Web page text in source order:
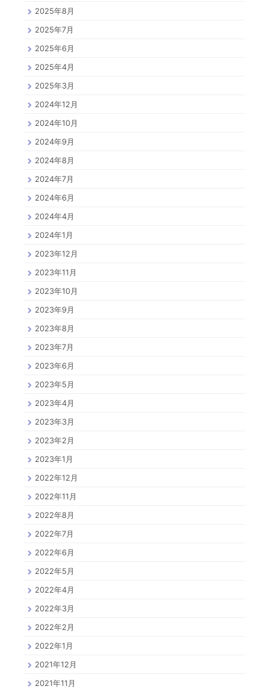
2025年8月
2025年7月
2025年6月
2025年4月
2025年3月
2024年12月
2024年10月
2024年9月
2024年8月
2024年7月
2024年6月
2024年4月
2024年1月
2023年12月
2023年11月
2023年10月
2023年9月
2023年8月
2023年7月
2023年6月
2023年5月
2023年4月
2023年3月
2023年2月
2023年1月
2022年12月
2022年11月
2022年8月
2022年7月
2022年6月
2022年5月
2022年4月
2022年3月
2022年2月
2022年1月
2021年12月
2021年11月